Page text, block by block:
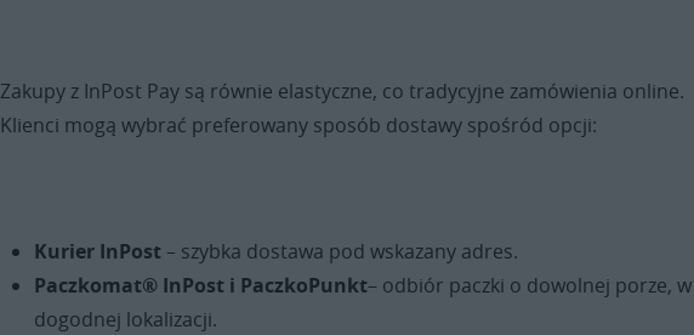
Zakupy z InPost Pay są równie elastyczne, co tradycyjne zamówienia online.
Klienci mogą wybrać preferowany sposób dostawy spośród opcji:
Kurier InPost – szybka dostawa pod wskazany adres.
Paczkomat® InPost i PaczkoPunkt– odbiór paczki o dowolnej porze, w
dogodnej lokalizacji.